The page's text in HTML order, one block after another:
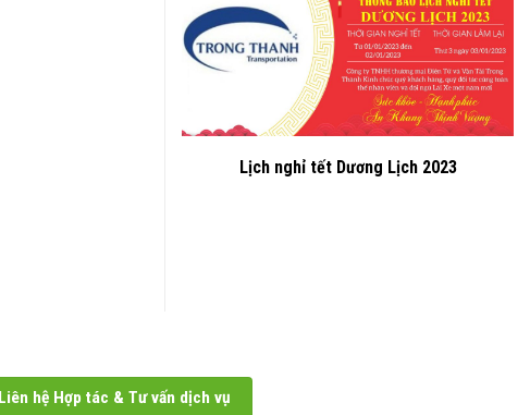
Lịch nghỉ tết Dương Lịch 2023
Liên hệ Hợp tác & Tư vấn dịch vụ